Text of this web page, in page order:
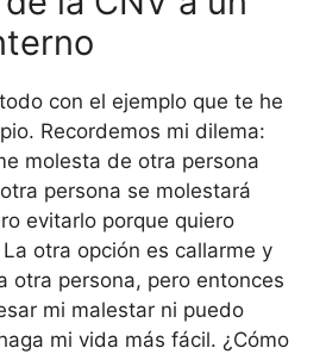
con el ejemplo que te he
Recordemos mi dilema:
molesta de otra persona
persona se molestará
evitarlo porque quiero
otra opción es callarme y
otra persona, pero entonces
mi malestar ni puedo
mi vida más fácil. ¿Cómo